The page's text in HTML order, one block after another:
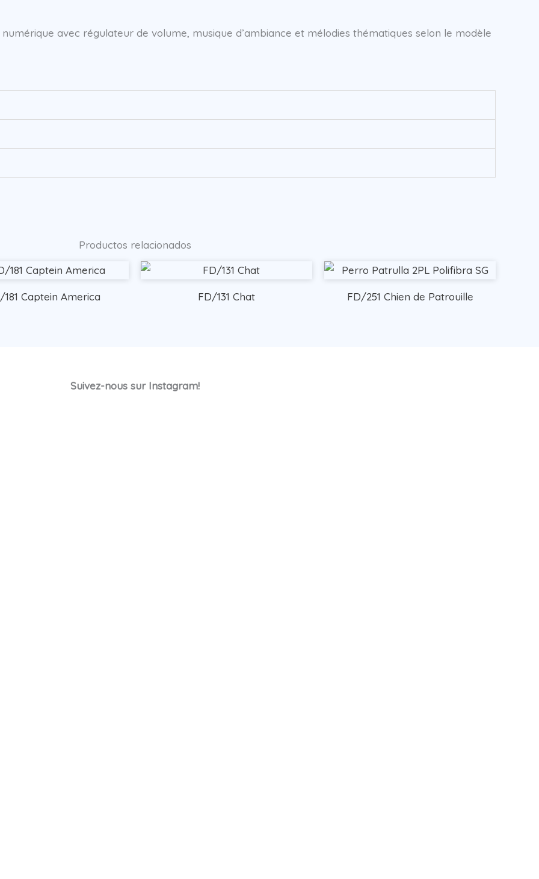
avec régulateur de volume, musique d’ambiance et mélodies thématiques selon le modèle
Productos relacionados
181 Captein America FD/131 Chat FD/251 Chien de Patrouille
Suivez-nous sur Instagram!